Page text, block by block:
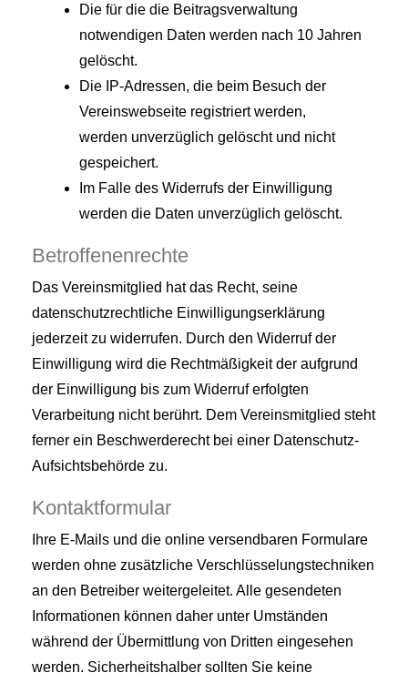
Die für die die Beitragsverwaltung
notwendigen Daten werden nach 10 Jahren
gelöscht.
Die IP-Adressen, die beim Besuch der
Vereinswebseite registriert werden,
werden unverzüglich gelöscht und nicht
gespeichert.
Im Falle des Widerrufs der Einwilligung
werden die Daten unverzüglich gelöscht.
Betroffenenrechte
Das Vereinsmitglied hat das Recht, seine
datenschutzrechtliche Einwilligungserklärung
jederzeit zu widerrufen. Durch den Widerruf der
Einwilligung wird die Rechtmäßigkeit der aufgrund
der Einwilligung bis zum Widerruf erfolgten
Verarbeitung nicht berührt. Dem Vereinsmitglied steht
ferner ein Beschwerderecht bei einer Datenschutz-
Aufsichtsbehörde zu.
Kontaktformular
Ihre E-Mails und die online versendbaren Formulare
werden ohne zusätzliche Verschlüsselungstechniken
an den Betreiber weitergeleitet. Alle gesendeten
Informationen können daher unter Umständen
während der Übermittlung von Dritten eingesehen
werden. Sicherheitshalber sollten Sie keine